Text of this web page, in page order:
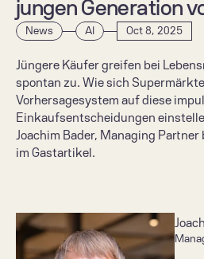
Jüngere Käufer greifen bei
spontan zu. Wie sich
Vorhersagesystem auf diese
Einkaufsentscheidungen
Joachim Bader, Managing
im Gastartikel.
jungen Generation
News AI Oct 8, 2025